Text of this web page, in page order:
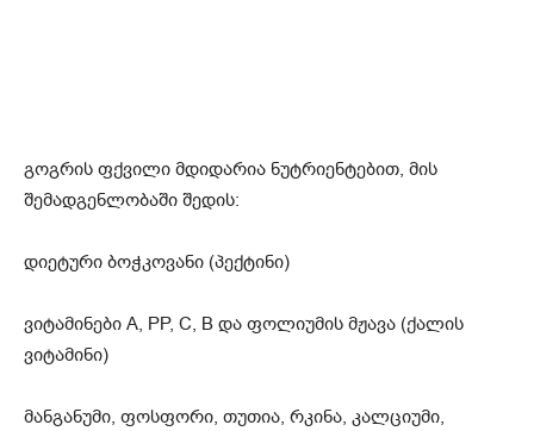
გოგრის ფქვილი მდიდარია ნუტრიენტებით, მის
შემადგენლობაში შედის:
დიეტური ბოჭკოვანი (პექტინი)
ვიტამინები A, PP, C, B და ფოლიუმის მჟავა (ქალის
ვიტამინი)
მანგანუმი, ფოსფორი, თუთია, რკინა, კალციუმი,